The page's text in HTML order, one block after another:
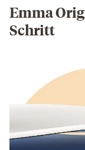
Emma
Schritt